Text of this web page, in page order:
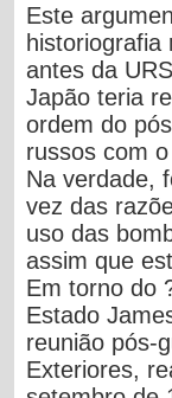
Este
historiografia
antes da
Japão teria
ordem do
russos com
Na verdade,
vez das
uso das
assim que
Em torno do
Estado
reunião pós-
Exteriores,